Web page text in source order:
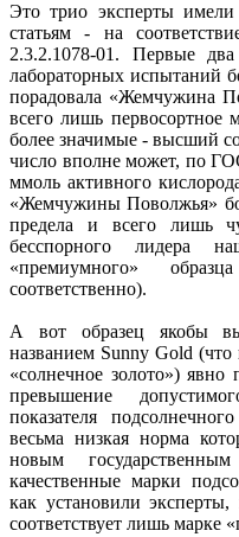
Это трио эксперты
статьям - на
2.3.2.1078-01. Первые
лабораторных испытаний
порадовала «Жемчужина
всего лишь первосортное
более значимые - высший
число вполне может, по
ммоль активного
«Жемчужины Поволжья»
предела и всего лишь
бесспорного лидера
«премиумного»
соответственно).
А вот образец якобы
названием Sunny Gold (что
«солнечное золото») явно
превышение
показателя
весьма низкая норма
новым
качественные марки
как установили
соответствует лишь марке